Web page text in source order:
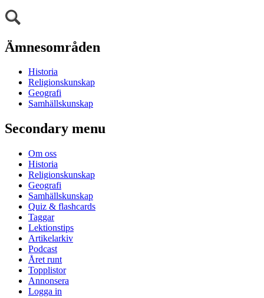
Ämnesområden
Historia
Religionskunskap
Geografi
Samhällskunskap
Secondary menu
Om oss
Historia
Religionskunskap
Geografi
Samhällskunskap
Quiz & flashcards
Taggar
Lektionstips
Artikelarkiv
Podcast
Året runt
Topplistor
Annonsera
Logga in